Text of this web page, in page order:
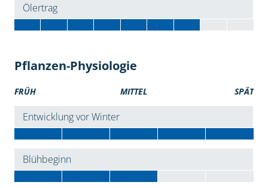
Ölertrag
Pflanzen-Physiologie
FRÜH MITTEL SPÄT
Entwicklung vor Winter
Blühbeginn